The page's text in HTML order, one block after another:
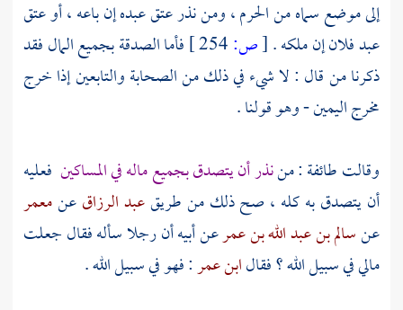
إلى موضع سماه منالحرم، ومن نذر عتق عبده إن باعه ، أو عتق
عبد فلان إن ملكه .[ص:
فأما الصدقة بجميع المال فقد
ذكرنا من قال : لا شيء في ذلك من الصحابة والتابعين إذا خرج
مخرج اليمين - وهو قولنا .
وقالت طائفة : مننذر أن يتصدق بجميع ماله في المساكين فعليه
أن يتصدق به كله ، صح ذلك من طريقعبد الرزاقعنمعمر
عنسالم بن عبد الله بن عمرعن أبيه أن رجلا سأله فقال جعلت
مالي في سبيل الله ؟ فقالابن عمر: فهو في سبيل الله .